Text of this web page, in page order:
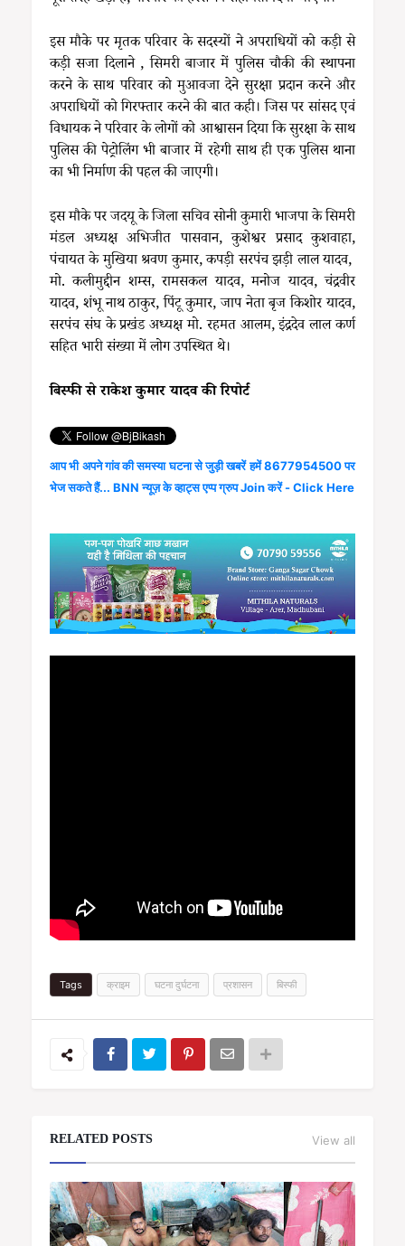
इस मौके पर मृतक परिवार के सदस्यों ने अपराधियों को कड़ी से
कड़ी सजा दिलाने , सिमरी बाजार में पुलिस चौकी की स्थापना
करने के साथ परिवार को मुआवजा देने सुरक्षा प्रदान करने और
अपराधियों को गिरफ्तार करने की बात कही। जिस पर सांसद एवं
विधायक ने परिवार के लोगों को आश्वासन दिया कि सुरक्षा के साथ
पुलिस की पेट्रोलिंग भी बाजार में रहेगी साथ ही एक पुलिस थाना
का भी निर्माण की पहल की जाएगी।
इस मौके पर जदयू के जिला सचिव सोनी कुमारी भाजपा के सिमरी
मंडल अध्यक्ष अभिजीत पासवान, कुशेश्वर प्रसाद कुशवाहा,
पंचायत के मुखिया श्रवण कुमार, कपड़ी सरपंच झड़ी लाल यादव,
मो. कलीमुद्दीन शम्स, रामसकल यादव, मनोज यादव, चंद्रवीर
यादव, शंभू नाथ ठाकुर, पिंटू कुमार, जाप नेता बृज किशोर यादव,
सरपंच संघ के प्रखंड अध्यक्ष मो. रहमत आलम, इंद्रदेव लाल कर्ण
सहित भारी संख्या में लोग उपस्थित थे।
बिस्फी से राकेश कुमार यादव की रिपोर्ट
आप भी अपने गांव की समस्या घटना से जुड़ी खबरें हमें 8677954500 पर
भेज सकते हैं... BNN न्यूज़ के व्हाट्स एप्प ग्रुप Join करें - Click Here
Tags क्राइम घटना दुर्घटना प्रशासन बिस्फी
RELATED POSTS View all